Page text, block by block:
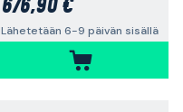
676,90 €
Lähetetään 6-9 päivän sisällä